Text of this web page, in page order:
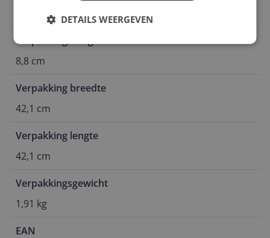
Overige kenmerken
Verpakking hoogte
8,8 cm
Verpakking breedte
42,1 cm
Verpakking lengte
42,1 cm
Verpakkingsgewicht
1,91 kg
EAN
DETAILS WEERGEVEN